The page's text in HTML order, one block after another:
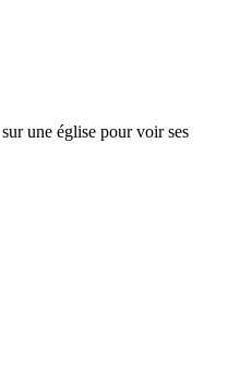
une église pour voir ses